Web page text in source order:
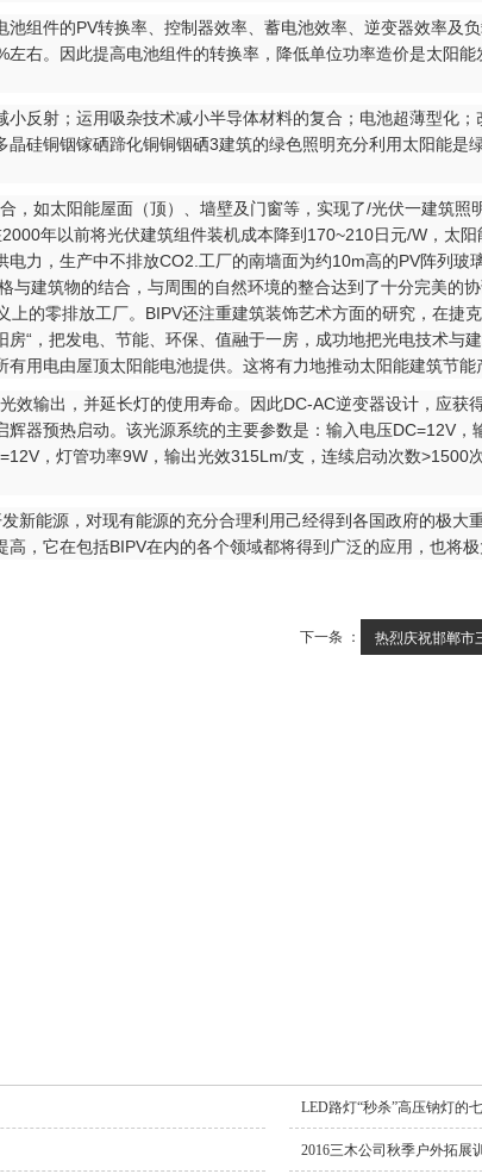
件的PV转换率、控制器效率、蓄电池效率、逆变器效率及
右。因此提高电池组件的转换率，降低单位功率造价是太阳
射；运用吸杂技术减小半导体材料的复合；电池超薄型化；
硅铜铟镓硒蹄化铜铜铟硒3建筑的绿色照明充分利用太阳能
太阳能屋面（顶）、墙壁及门窗等，实现了/光伏一建筑照
年以前将光伏建筑组件装机成本降到170~210日元/W，太
力，生产中不排放CO2.工厂的南墙面为约10m高的PV阵列
建筑物的结合，与周围的自然环境的整合达到了十分完美
的零排放工厂。BIPV还注重建筑装饰艺术方面的研究，在
“，把发电、节能、环保、值融于一房，成功地把光电技术
用电由屋顶太阳能电池提供。这将有力地推动太阳能建筑节能
出，并延长灯的使用寿命。因此DC-AC逆变器设计，应获
器预热启动。该光源系统的主要参数是：输入电压DC=12V
，灯管功率9W，输出光效315Lm/支，连续启动次数
源，对现有能源的充分合理利用己经得到各国政府的极大
，它在包括BIPV在内的各个领域都将得到广泛的应用，也将极
下一条 ： 热烈庆祝邯郸市
LED路灯“秒杀”高压钠灯的
2016三木公司秋季户外拓展